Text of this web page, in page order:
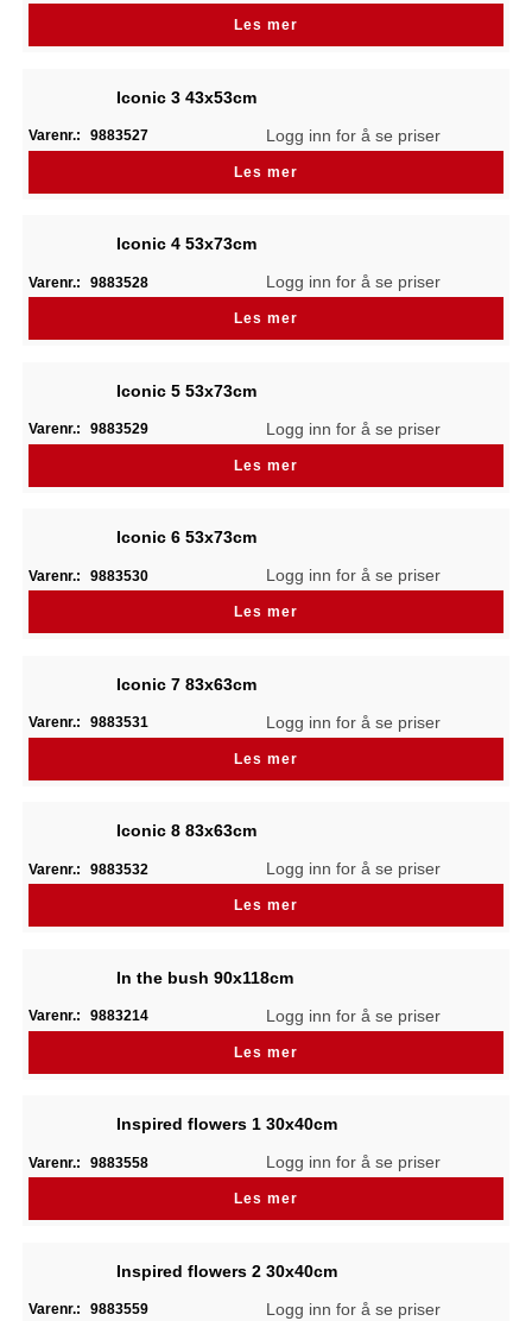
Les mer
Iconic 3 43x53cm
Varenr.: 9883527 Logg inn for å se priser
Les mer
Iconic 4 53x73cm
Varenr.: 9883528 Logg inn for å se priser
Les mer
Iconic 5 53x73cm
Varenr.: 9883529 Logg inn for å se priser
Les mer
Iconic 6 53x73cm
Varenr.: 9883530 Logg inn for å se priser
Les mer
Iconic 7 83x63cm
Varenr.: 9883531 Logg inn for å se priser
Les mer
Iconic 8 83x63cm
Varenr.: 9883532 Logg inn for å se priser
Les mer
In the bush 90x118cm
Varenr.: 9883214 Logg inn for å se priser
Les mer
Inspired flowers 1 30x40cm
Varenr.: 9883558 Logg inn for å se priser
Les mer
Inspired flowers 2 30x40cm
Varenr.: 9883559 Logg inn for å se priser